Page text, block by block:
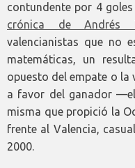
contundente por 4
crónica de Andrés
valencianistas que no
matemáticas, un
opuesto del empate o la
a favor del ganador
misma que propició la
frente al Valencia,
2000.